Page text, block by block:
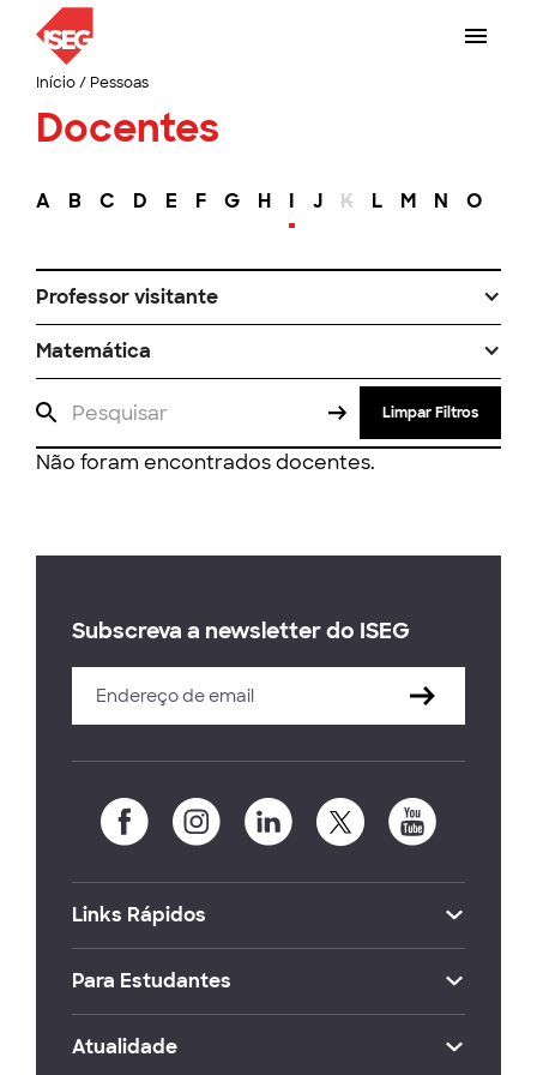
Início/ Pessoas
Docentes
A B C D E F G H I J K L M N O
Professor visitante
Matemática
Limpar Filtros
Não foram encontrados docentes.
Subscreva a newsletter do ISEG
Links Rápidos
Para Estudantes
Atualidade